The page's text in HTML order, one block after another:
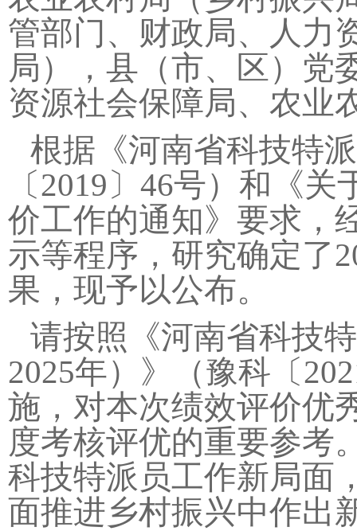
管部门、财政局、人力
局），县（市、区）党
资源社会保障局、农业
根据《河南省科技特
〔2019〕46号）和《
价工作的通知》要求，
示等程序，研究确定了
果，现予以公布。
请按照《河南省科技
2025年）》（豫科〔
施，对本次绩效评价优
度考核评优的重要参考
科技特派员工作新局面
面推进乡村振兴中作出